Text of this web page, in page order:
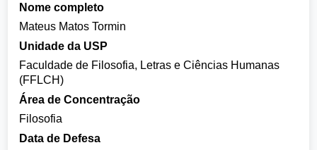
Nome completo
Mateus Matos Tormin
Unidade da USP
Faculdade de Filosofia, Letras e Ciências Humanas
(FFLCH)
Área de Concentração
Filosofia
Data de Defesa